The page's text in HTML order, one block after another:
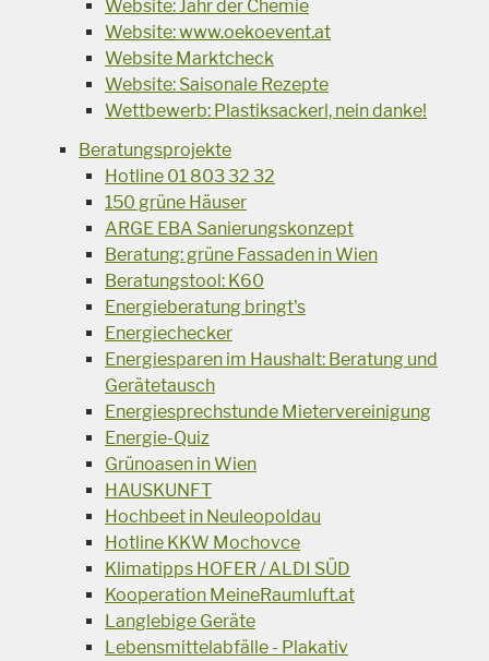
Website: Jahr der Chemie
Website: www.oekoevent.at
Website Marktcheck
Website: Saisonale Rezepte
Wettbewerb: Plastiksackerl, nein danke!
Beratungsprojekte
Hotline 01 803 32 32
150 grüne Häuser
ARGE EBA Sanierungskonzept
Beratung: grüne Fassaden in Wien
Beratungstool: K60
Energieberatung bringt's
Energiechecker
Energiesparen im Haushalt: Beratung und
Gerätetausch
Energiesprechstunde Mietervereinigung
Energie-Quiz
Grünoasen in Wien
HAUSKUNFT
Hochbeet in Neuleopoldau
Hotline KKW Mochovce
Klimatipps HOFER / ALDI SÜD
Kooperation MeineRaumluft.at
Langlebige Geräte
Lebensmittelabfälle - Plakativ